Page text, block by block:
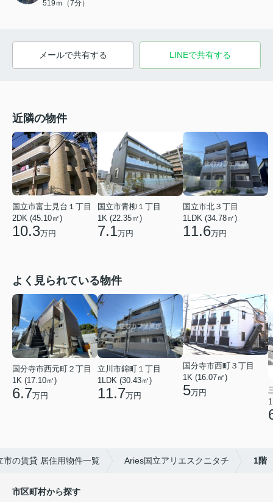
519ｍ（7分）
メールで共有する LINEで共有する
近隣の物件
国立市富士見台１丁目
2DK (45.10㎡)
10.3万円
国立市青柳１丁目
1K (22.35㎡)
7.1万円
国立市北３丁目
1LDK (34.78㎡)
11.6万円
よく見られている物件
国分寺市西元町２丁目
1K (17.10㎡)
6.7万円
立川市錦町１丁目
1LDK (30.43㎡)
11.7万円
国分寺市西町３丁目
1K (16.07㎡)
5万円
市の賃貸 居住用物件一覧 Aries国立アリエスクニタチ 1階
市区町村から探す